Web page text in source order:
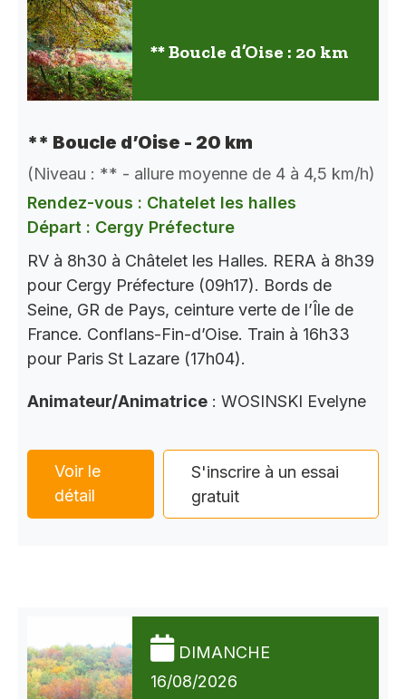
** Boucle d’Oise : 20 km
** Boucle d’Oise - 20 km
(Niveau : ** - allure moyenne de 4 à 4,5 km/h)
Rendez-vous : Chatelet les halles
Départ : Cergy Préfecture
RV à 8h30 à Châtelet les Halles. RERA à 8h39
pour Cergy Préfecture (09h17). Bords de
Seine, GR de Pays, ceinture verte de l’Île de
France. Conflans-Fin-d’Oise. Train à 16h33
pour Paris St Lazare (17h04).
Animateur/Animatrice : WOSINSKI Evelyne
Voir le
détail
S'inscrire à un essai
gratuit
DIMANCHE
16/08/2026